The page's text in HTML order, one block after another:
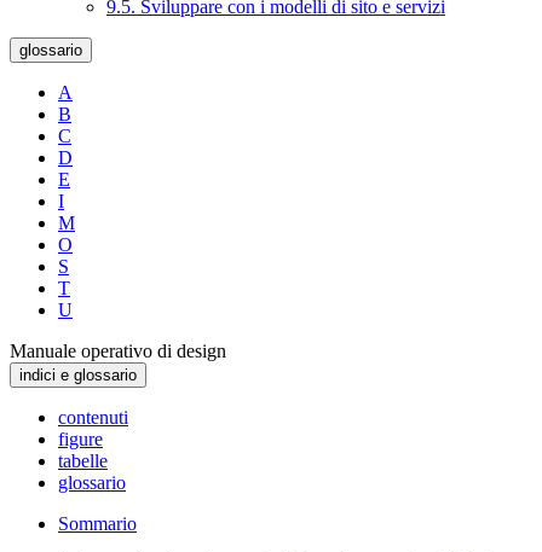
9.5. Sviluppare con i modelli di sito e servizi
glossario
A
B
C
D
E
I
M
O
S
T
U
Manuale operativo di design
indici e glossario
contenuti
figure
tabelle
glossario
Sommario